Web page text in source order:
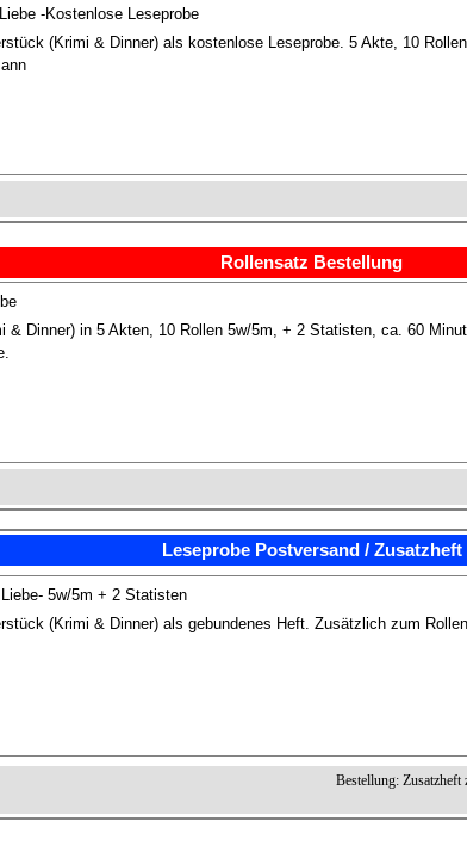
-Kostenlose Leseprobe
(Krimi & Dinner) als kostenlose Leseprobe. 5 Akte, 10
Rollensatz Bestellung
& Dinner) in 5 Akten, 10 Rollen 5w/5m, + 2 Statisten, ca. 60
Leseprobe Postversand / Zusatzheft
5w/5m + 2 Statisten
(Krimi & Dinner) als gebundenes Heft. Zusätzlich zum
Bestellung: Zusatzheft